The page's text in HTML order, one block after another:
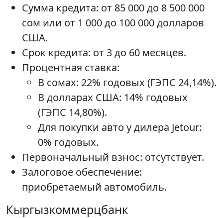
Сумма кредита: от 85 000 до 8 500 000
сом или от 1 000 до 100 000 долларов
США.
Срок кредита: от 3 до 60 месяцев.
Процентная ставка:
В сомах: 22% годовых (ГЭПС 24,14%).
В долларах США: 14% годовых
(ГЭПС 14,80%).
Для покупки авто у дилера Jetour:
0% годовых.
Первоначальный взнос: отсутствует.
Залоговое обеспечение:
приобретаемый автомобиль.
Кыргызкоммерцбанк